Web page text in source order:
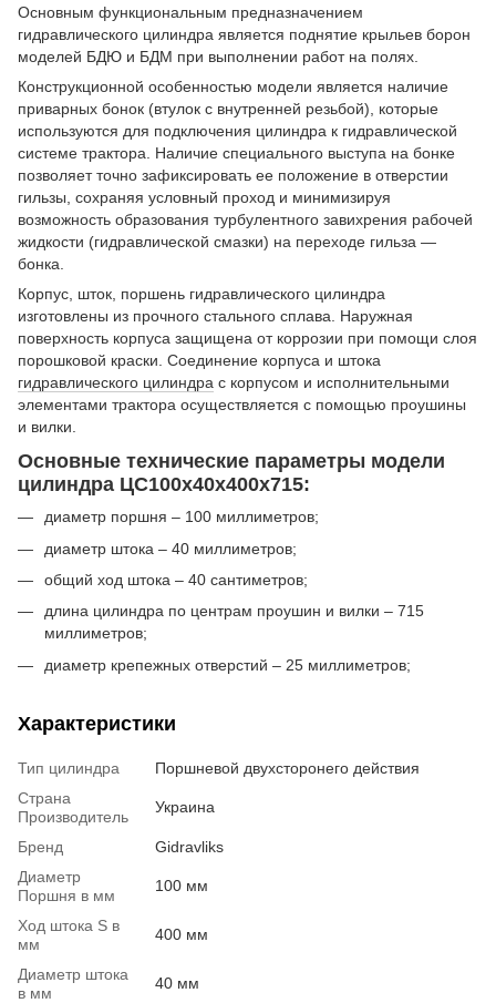
Основным функциональным предназначением
гидравлического цилиндра является поднятие крыльев борон
моделей БДЮ и БДМ при выполнении работ на полях.
Конструкционной особенностью модели является наличие
приварных бонок (втулок с внутренней резьбой), которые
используются для подключения цилиндра к гидравлической
системе трактора. Наличие специального выступа на бонке
позволяет точно зафиксировать ее положение в отверстии
гильзы, сохраняя условный проход и минимизируя
возможность образования турбулентного завихрения рабочей
жидкости (гидравлической смазки) на переходе гильза —
бонка.
Корпус, шток, поршень гидравлического цилиндра
изготовлены из прочного стального сплава. Наружная
поверхность корпуса защищена от коррозии при помощи слоя
порошковой краски. Соединение корпуса и штока
гидравлического цилиндра с корпусом и исполнительными
элементами трактора осуществляется с помощью проушины
и вилки.
Основные технические параметры модели
цилиндра ЦС100х40х400х715:
диаметр поршня – 100 миллиметров;
диаметр штока – 40 миллиметров;
общий ход штока – 40 сантиметров;
длина цилиндра по центрам проушин и вилки – 715
миллиметров;
диаметр крепежных отверстий – 25 миллиметров;
Характеристики
Тип цилиндра
Поршневой двухсторонего действия
Страна
Производитель
Украина
Бренд
Gidravliks
Диаметр
Поршня в мм
100 мм
Ход штока S в
мм
400 мм
Диаметр штока
в мм
40 мм